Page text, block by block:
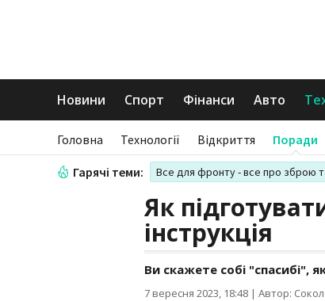
Новини Спорт Фінанси Авто
Головна Технології Відкриття Поради
Гарячі теми: Все для фронту - все про зброю
Як
інструкція
Ви скажете собі "спасибі",
7 вересня 2023, 18:48 | Автор: